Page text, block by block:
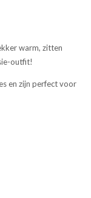
warm, zitten
outfit!
en zijn perfect voor